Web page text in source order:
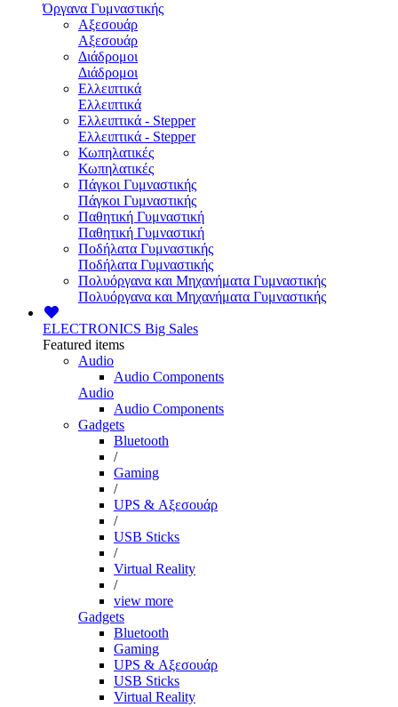
Όργανα Γυμναστικής
Αξεσουάρ
Αξεσουάρ
Διάδρομοι
Διάδρομοι
Ελλειπτικά
Ελλειπτικά
Ελλειπτικά - Stepper
Ελλειπτικά - Stepper
Κωπηλατικές
Κωπηλατικές
Πάγκοι Γυμναστικής
Πάγκοι Γυμναστικής
Παθητική Γυμναστική
Παθητική Γυμναστική
Ποδήλατα Γυμναστικής
Ποδήλατα Γυμναστικής
Πολυόργανα και Μηχανήματα Γυμναστικής
Πολυόργανα και Μηχανήματα Γυμναστικής
ELECTRONICS Big Sales
Featured items
Audio
Audio Components
Audio
Audio Components
Gadgets
Bluetooth
/
Gaming
/
UPS & Αξεσουάρ
/
USB Sticks
/
Virtual Reality
/
view more
Gadgets
Bluetooth
Gaming
UPS & Αξεσουάρ
USB Sticks
Virtual Reality